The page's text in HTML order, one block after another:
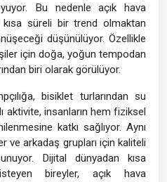
Bu nedenle açık hava
süreli bir trend olmaktan
düşünülüyor. Özellikle
için doğa, yoğun tempodan
biri olarak görülüyor.
bisiklet turlarından su
aktivite, insanların hem fiziksel
katkı sağlıyor. Aynı
ve arkadaş grupları için kaliteli
Dijital dünyadan kısa
bireyler, açık hava